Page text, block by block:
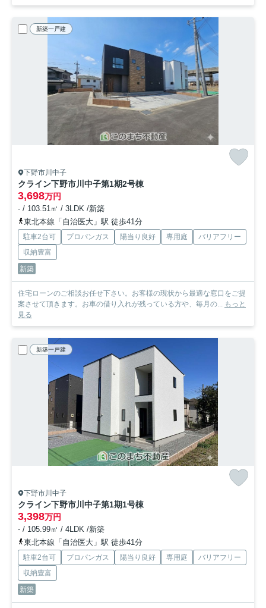
新築一戸建
下野市川中子
クライン下野市川中子第1期2号棟
3,698万円
- / 103.51㎡ / 3LDK /新築
東北本線「自治医大」駅 徒歩41分
駐車2台可 プロパンガス 陽当り良好 専用庭
バリアフリー
収納豊富
新築
住宅ローンのご相談お任せ下さい。お客様の現状から最適な窓口をご提
案させて頂きます。お車の借り入れが残っている方や、毎月の... もっと
見る
新築一戸建
下野市川中子
クライン下野市川中子第1期1号棟
3,398万円
- / 105.99㎡ / 4LDK /新築
東北本線「自治医大」駅 徒歩41分
駐車2台可 プロパンガス 陽当り良好 専用庭
バリアフリー
収納豊富
新築